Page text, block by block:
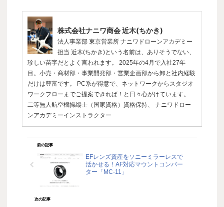
株式会社ナニワ商会 近木(ちかき)
法人事業部 東京営業所 ナニワドローンアカデミー
担当 近木(ちかき)という名前は、ありそうでない、
珍しい苗字だとよく言われます。 2025年の4月で入社27年
目。小売・商材部・事業開発部・営業企画部から卸と社内経験
だけは豊富です。 PC系が得意で、ネットワークからスタジオ
ワークフローまでご提案できれば！と日々心がけています。
二等無人航空機操縦士（国家資格）資格保持、 ナニワドロー
ンアカデミーインストラクター
前の記事
EFレンズ資産をソニーミラーレスで
活かせる！AF対応マウントコンバー
ター「MC-11」
次の記事